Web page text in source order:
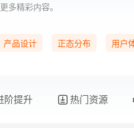
多精彩内容。
产品设计 正态分布 用户
提升 热门资源